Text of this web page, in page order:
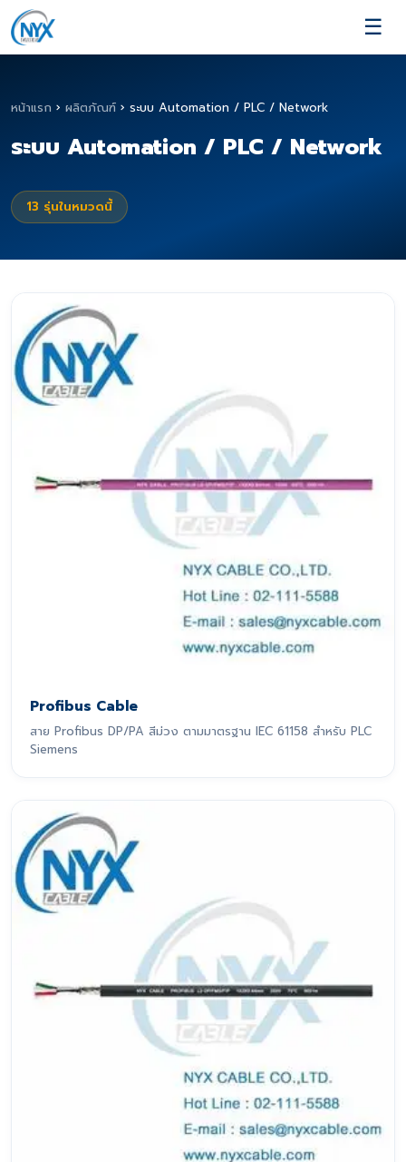
☰
หน้าแรก › ผลิตภัณฑ์ › ระบบ Automation / PLC / Network
ระบบ Automation / PLC / Network
13 รุ่นในหมวดนี้
Profibus Cable
สาย Profibus DP/PA สีม่วง ตามมาตรฐาน IEC 61158 สำหรับ PLC
Siemens